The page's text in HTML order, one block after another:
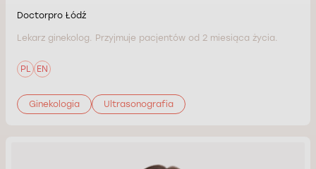
Doctorpro Łódź
Lekarz ginekolog. Przyjmuje pacjentów od 2 miesiąca życia.
PL EN
Ginekologia Ultrasonografia